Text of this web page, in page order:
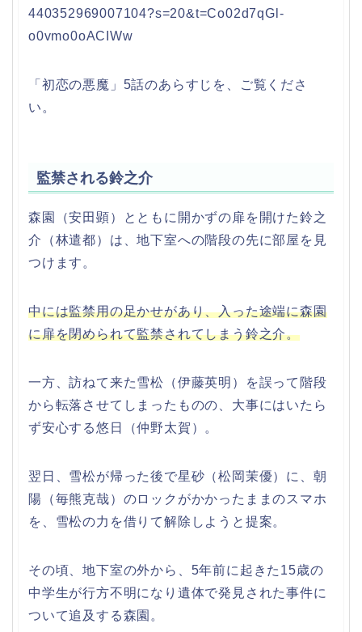
440352969007104?s=20&t=Co02d7qGl-
o0vmo0oACIWw
「初恋の悪魔」5話のあらすじを、ご覧くださ
い。
監禁される鈴之介
森園（安田顕）とともに開かずの扉を開けた鈴之
介（林遣都）は、地下室への階段の先に部屋を見
つけます。
中には監禁用の足かせがあり、入った途端に森園
に扉を閉められて監禁されてしまう鈴之介。
一方、訪ねて来た雪松（伊藤英明）を誤って階段
から転落させてしまったものの、大事にはいたら
ず安心する悠日（仲野太賀）。
翌日、雪松が帰った後で星砂（松岡茉優）に、朝
陽（毎熊克哉）のロックがかかったままのスマホ
を、雪松の力を借りて解除しようと提案。
その頃、地下室の外から、5年前に起きた15歳の
中学生が行方不明になり遺体で発見された事件に
ついて追及する森園。